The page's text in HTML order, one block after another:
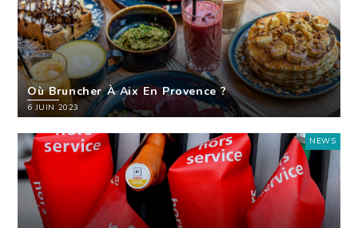
Où Bruncher À Aix En Provence ?
6 JUIN 2023
NEWS